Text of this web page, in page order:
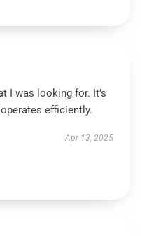
I was looking for. It’s
efficiently.
Apr 13, 2025